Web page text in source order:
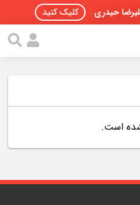
حیدری کلیک کنید
است.